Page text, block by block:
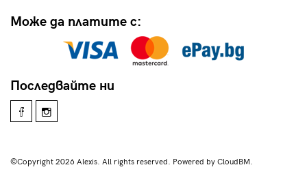
Може да платите с:
Последвайте ни
©Copyright 2026 Alexis. All rights reserved. Powered by CloudBM.